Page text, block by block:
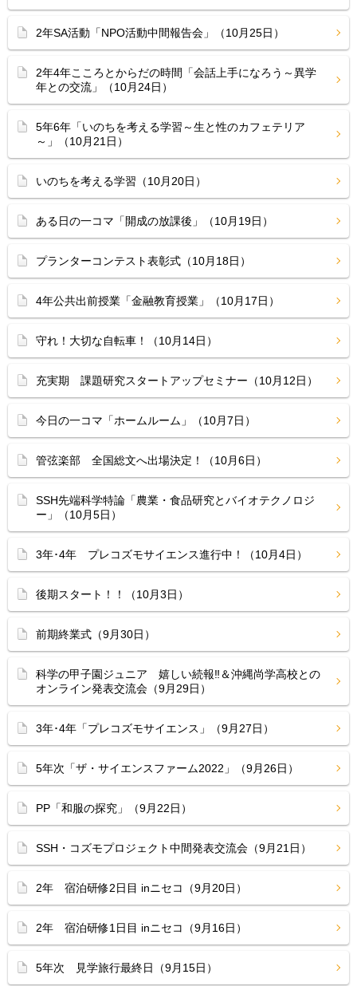
2年SA活動「NPO活動中間報告会」（10月25日）
2年4年こころとからだの時間「会話上手になろう～異学
年との交流」（10月24日）
5年6年「いのちを考える学習～生と性のカフェテリア
～」（10月21日）
いのちを考える学習（10月20日）
ある日の一コマ「開成の放課後」（10月19日）
プランターコンテスト表彰式（10月18日）
4年公共出前授業「金融教育授業」（10月17日）
守れ！大切な自転車！（10月14日）
充実期 課題研究スタートアップセミナー（10月12日）
今日の一コマ「ホームルーム」（10月7日）
管弦楽部 全国総文へ出場決定！（10月6日）
SSH先端科学特論「農業・食品研究とバイオテクノロジ
ー」（10月5日）
3年･4年 プレコズモサイエンス進行中！（10月4日）
後期スタート！！（10月3日）
前期終業式（9月30日）
科学の甲子園ジュニア 嬉しい続報‼︎＆沖縄尚学高校との
オンライン発表交流会（9月29日）
3年･4年「プレコズモサイエンス」（9月27日）
5年次「ザ・サイエンスファーム2022」（9月26日）
PP「和服の探究」（9月22日）
SSH・コズモプロジェクト中間発表交流会（9月21日）
2年 宿泊研修2日目 inニセコ（9月20日）
2年 宿泊研修1日目 inニセコ（9月16日）
5年次 見学旅行最終日（9月15日）